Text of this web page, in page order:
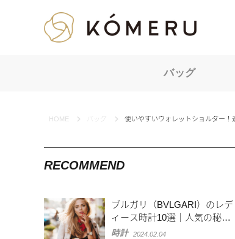
バッグ
HOME バッグ 使いやすいウォレットショルダー
RECOMMEND
ブルガリ（BVLGARI）のレデ
ィース時計10選｜人気の秘密
やおすすめモデルを紹介
時計 2024.02.04